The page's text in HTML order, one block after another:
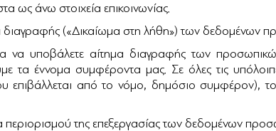
ως άνω στοιχεία επικοινωνίας.
διαγραφής («Δικαίωμα στη λήθη») των δεδομένων
να υποβάλετε αίτημα διαγραφής των
τα έννομα συμφέροντα μας. Σε όλες τις
επιβάλλεται από το νόμο, δημόσιο συμφέρον),
περιορισμού της επεξεργασίας των δεδομένων